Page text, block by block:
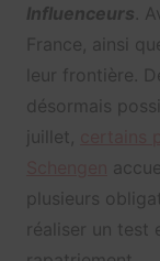
Influenceurs .
France, ainsi
leur frontière.
désormais
juillet,
plusieurs
réaliser un test